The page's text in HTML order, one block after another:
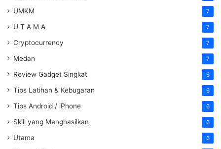
UMKM 7
U T A M A 7
Cryptocurrency 7
Medan 7
Review Gadget Singkat 6
Tips Latihan & Kebugaran 6
Tips Android / iPhone 6
Skill yang Menghasilkan 6
Utama 6